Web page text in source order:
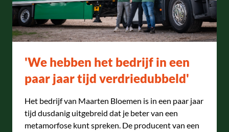
'We hebben het bedrijf in een
paar jaar tijd verdriedubbeld'
Het bedrijf van Maarten Bloemen is in een paar jaar
tijd dusdanig uitgebreid dat je beter van een
metamorfose kunt spreken. De producent van een